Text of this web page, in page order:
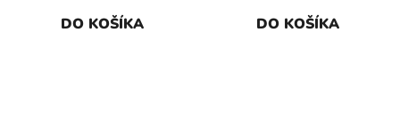
DO KOŠÍKA DO KOŠÍKA